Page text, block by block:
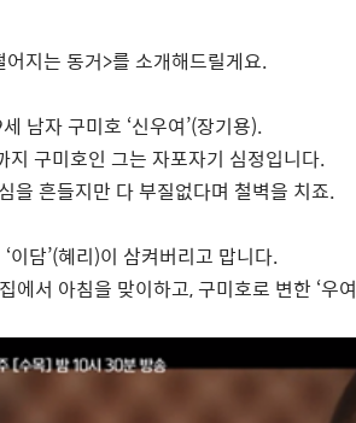
어지는 동거>를 소개해드릴게요.
세 남자 구미호 ‘신우여’(장기용).
구미호인 그는 자포자기 심정입니다.
을 흔들지만 다 부질없다며 철벽을 치죠.
‘이담’(혜리)이 삼켜버리고 맙니다.
에서 아침을 맞이하고,구미호로 변한 ‘우여